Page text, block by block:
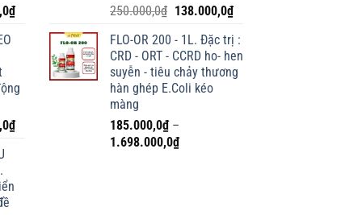
₫Giá
198.000,0₫.
₫Giá
250.000,0₫ Giá
là:
250.000,0₫.
138.000,0₫Giá
tại
là:
138.000,0₫.
FLO-OR 200 - 1L. Đặc trị :
CRD - ORT - CCRD ho- hen
suyễn - tiêu chảy thương
hàn ghép E.Coli kéo
màng
185.000,0₫ –
1.698.000,0₫Khoảng